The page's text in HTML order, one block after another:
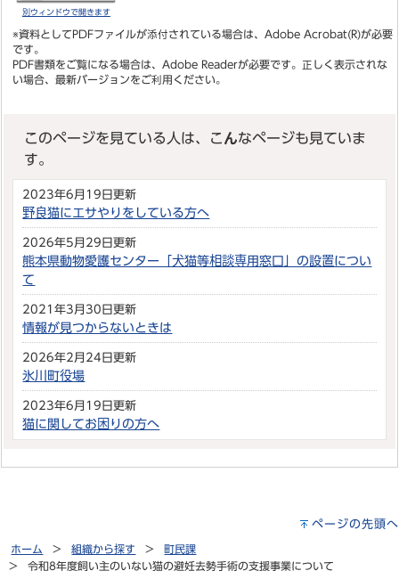
別ウィンドウで開きます
※資料としてPDFファイルが添付されている場合は、 Adobe Acrobat(R)が必要
です。
PDF書類をご覧になる場合は、 Adobe Readerが必要です。正しく表示されな
い場合、最新バージョンをご利用ください。
このページを見ている人は、こんなページも見ていま
す。
2023年6月19日更新
野良猫にエサやりをしている方へ
2026年5月29日更新
熊本県動物愛護センター「犬猫等相談専用窓口」の設置につい
て
2021年3月30日更新
情報が見つからないときは
2026年2月24日更新
氷川町役場
2023年6月19日更新
猫に関してお困りの方へ
ページの先頭へ
ホーム 組織から探す
町民課
令和8年度飼い主のいない猫の避妊去勢手術の支援事業について